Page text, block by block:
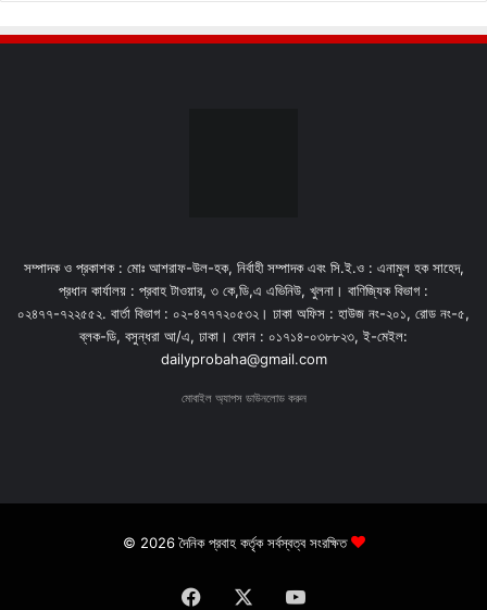
সম্পাদক ও প্রকাশক : মোঃ আশরাফ-উল-হক, নির্বাহী সম্পাদক এবং সি.ই.ও : এনামুল হক সাহেদ,
প্রধান কার্যালয় : প্রবাহ টাওয়ার, ৩ কে,ডি,এ এভিনিউ, খুলনা। বাণিজ্যিক বিভাগ :
০২৪৭৭-৭২২৫৫২. বার্তা বিভাগ : ০২-৪৭৭৭২০৫৩২। ঢাকা অফিস : হাউজ নং-২০১, রোড নং-৫,
ব্লক-ডি, বসুন্ধরা আ/এ, ঢাকা। ফোন : ০১৭১৪-০৩৮৮২৩, ই-মেইল:
dailyprobaha@gmail.com
মোবাইল অ্যাপস ডাউনলোড করুন
© 2026 দৈনিক প্রবাহ কর্তৃক সর্বস্বত্ব সংরক্ষিত
Facebook